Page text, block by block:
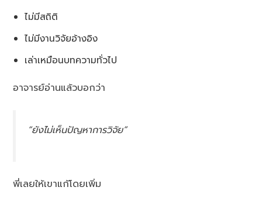
ไม่มีสถิติ
ไม่มีงานวิจัยอ้างอิง
เล่าเหมือนบทความทั่วไป
อาจารย์อ่านแล้วบอกว่า
“ยังไม่เห็นปัญหาการวิจัย”
พี่เลยให้เขาแก้โดยเพิ่ม